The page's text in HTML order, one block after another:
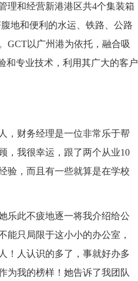
理和经营新港港区共4个集装箱
地和便利的水运、铁路、公路
GCT以广州港为依托，融合吸
和专业技术，利用其广大的客户
财务经理是一位非常乐于帮
，我很幸运，跟了两个从业10
验，而且有一些就算是在学校
此不疲地逐一将我介绍给公
能只局限于这小小的办公室，
！人认识的多了，事就好办多
为我的榜样！她告诉了我团队